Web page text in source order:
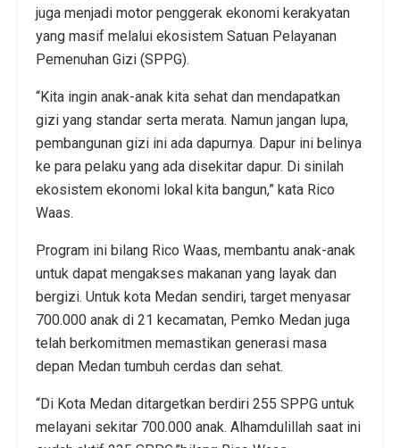
juga menjadi motor penggerak ekonomi kerakyatan
yang masif melalui ekosistem Satuan Pelayanan
Pemenuhan Gizi (SPPG).
“Kita ingin anak-anak kita sehat dan mendapatkan
gizi yang standar serta merata. Namun jangan lupa,
pembangunan gizi ini ada dapurnya. Dapur ini belinya
ke para pelaku yang ada disekitar dapur. Di sinilah
ekosistem ekonomi lokal kita bangun,” kata Rico
Waas.
Program ini bilang Rico Waas, membantu anak-anak
untuk dapat mengakses makanan yang layak dan
bergizi. Untuk kota Medan sendiri, target menyasar
700.000 anak di 21 kecamatan, Pemko Medan juga
telah berkomitmen memastikan generasi masa
depan Medan tumbuh cerdas dan sehat.
“Di Kota Medan ditargetkan berdiri 255 SPPG untuk
melayani sekitar 700.000 anak. Alhamdulillah saat ini